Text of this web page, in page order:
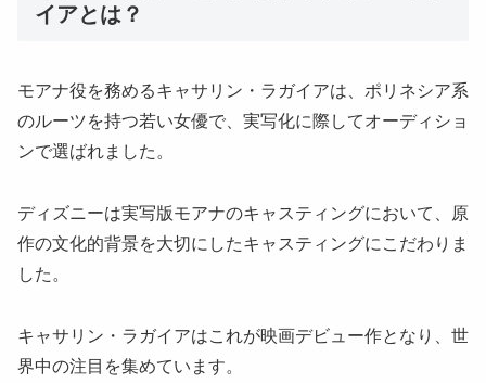
イアとは？
モアナ役を務めるキャサリン・ラガイアは、ポリネシア系
のルーツを持つ若い女優で、実写化に際してオーディショ
ンで選ばれました。
ディズニーは実写版モアナのキャスティングにおいて、原
作の文化的背景を大切にしたキャスティングにこだわりま
した。
キャサリン・ラガイアはこれが映画デビュー作となり、世
界中の注目を集めています。